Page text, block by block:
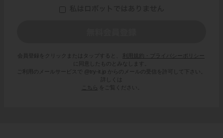
会員登録をクリックまたはタップすると、
利用規約・プライバシーポリシー
に同意したものとみなします。
ご利用のメールサービスで @try-it.jp からのメールの受信を許可して下さい。
詳しくは
こちら
をご覧ください。